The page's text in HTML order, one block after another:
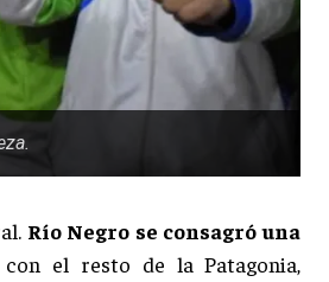
Río Negro se consagró una
el resto de la Patagonia,